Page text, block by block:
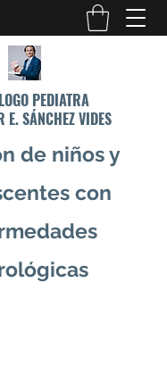
PEDIATRA
E. SÁNCHEZ VIDES
de niños y
con